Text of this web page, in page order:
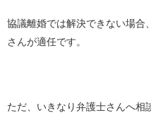
協議離婚では解決できない場合
さんが適任です。
ただ、いきなり弁護士さんへ相